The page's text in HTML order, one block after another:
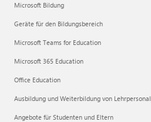
Microsoft Bildung
Geräte für den Bildungsbereich
Microsoft Teams for Education
Microsoft 365 Education
Office Education
Ausbildung und Weiterbildung von Lehrpersonal
Angebote für Studenten und Eltern